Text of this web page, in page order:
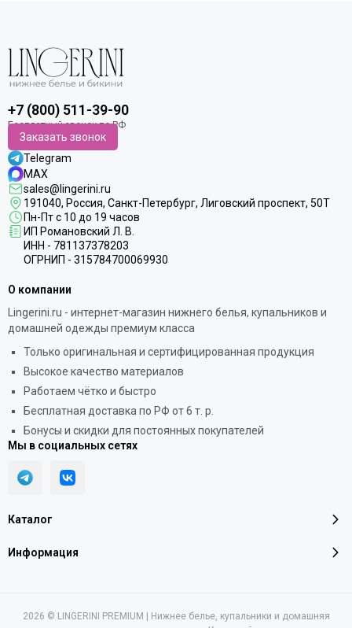
+7 (800) 511-39-90
Заказать звонок
Telegram
MAX
sales@lingerini.ru
191040, Россия, Санкт-Петербург, Лиговский проспект, 50Т
Пн-Пт с 10 до 19 часов
ИП Романовский Л. В.
ИНН - 781137378203
ОГРНИП - 315784700069930
Каталог
Информация
О компании
Lingerini.ru - интернет-магазин нижнего белья, купальников и
домашней одежды премиум класса
Только оригинальная и сертифицированная продукция
Высокое качество материалов
Работаем чётко и быстро
Бесплатная доставка по РФ от 6 т. р.
Бонусы и скидки для постоянных покупателей
Мы в социальных сетях
2026 © LINGERINI PREMIUM | Нижнее белье, купальники и домашняя